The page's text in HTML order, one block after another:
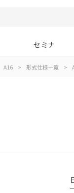
セミナ
A16 > 形式仕様一覧 >